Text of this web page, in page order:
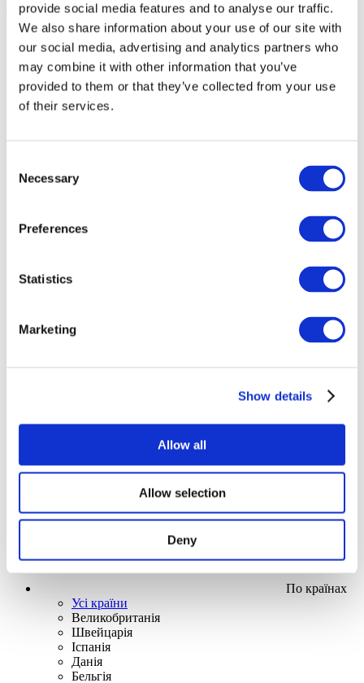
provide social media features and to analyse our traffic.
We also share information about your use of our site with
our social media, advertising and analytics partners who
may combine it with other information that you’ve
provided to them or that they’ve collected from your use
of their services.
Selection
Necessary
Preferences
Statistics
Marketing
Show details
Allow all
Allow selection
Deny
Всі заходи
Концерти
По країнах
Усі країни
Великобританія
Швейцарія
Іспанія
Данія
Бельгія